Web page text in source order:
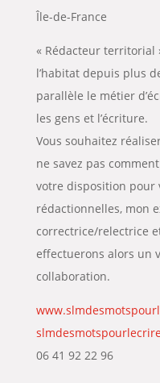
Île-de-France
« Rédacteur territorial
l’habitat depuis plus
parallèle le métier
les gens et l’écriture.
Vous souhaitez
ne savez pas
votre disposition pour
rédactionnelles, mon
correctrice/relectrice
effectuerons alors un
collaboration.
06 41 92 22 96